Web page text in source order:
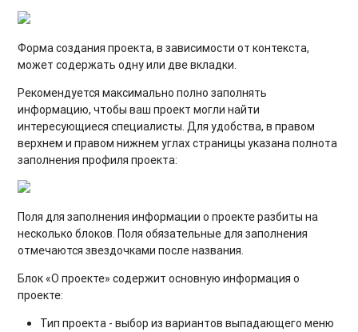
Форма создания проекта, в зависимости от контекста,
может содержать одну или две вкладки.
Рекомендуется максимально полно заполнять
информацию, чтобы ваш проект могли найти
интересующиеся специалисты. Для удобства, в правом
верхнем и правом нижнем углах страницы указана полнота
заполнения профиля проекта:
Поля для заполнения информации о проекте разбиты на
несколько блоков. Поля обязательные для заполнения
отмечаются звездочками после названия.
Блок «О проекте» содержит основную информация о
проекте:
Тип проекта - выбор из вариантов выпадающего меню